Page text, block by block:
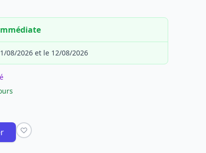
08/2026 et le 12/08/2026